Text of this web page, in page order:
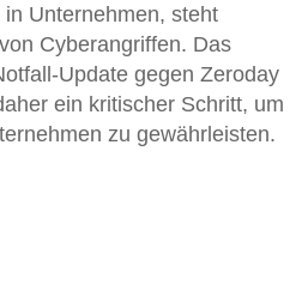
Unternehmen, steht
Cyberangriffen. Das
Update gegen Zeroday
ein kritischer Schritt, um
zu gewährleisten.